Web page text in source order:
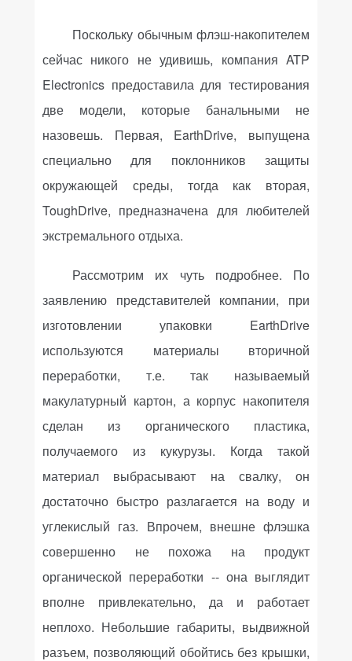
Поскольку обычным флэш-накопителем
сейчас никого не удивишь, компания ATP
Electronics предоставила для тестирования
две модели, которые банальными не
назовешь. Первая, EarthDrive, выпущена
специально для поклонников защиты
окружающей среды, тогда как вторая,
ToughDrive, предназначена для любителей
экстремального отдыха.
Рассмотрим их чуть подробнее. По
заявлению представителей компании, при
изготовлении упаковки EarthDrive
используются материалы вторичной
переработки, т.е. так называемый
макулатурный картон, а корпус накопителя
сделан из органического пластика,
получаемого из кукурузы. Когда такой
материал выбрасывают на свалку, он
достаточно быстро разлагается на воду и
углекислый газ. Впрочем, внешне флэшка
совершенно не похожа на продукт
органической переработки -- она выглядит
вполне привлекательно, да и работает
неплохо. Небольшие габариты, выдвижной
разъем, позволяющий обойтись без крышки,